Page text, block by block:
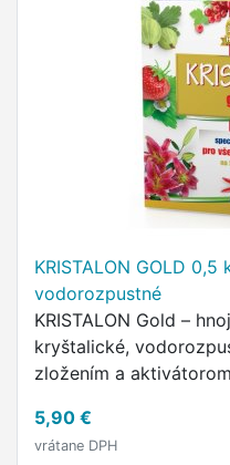
KRISTALON GOLD
vodorozpustné
KRISTALON Gold –
kryštalické,
zložením a
5,90 €
vrátane DPH